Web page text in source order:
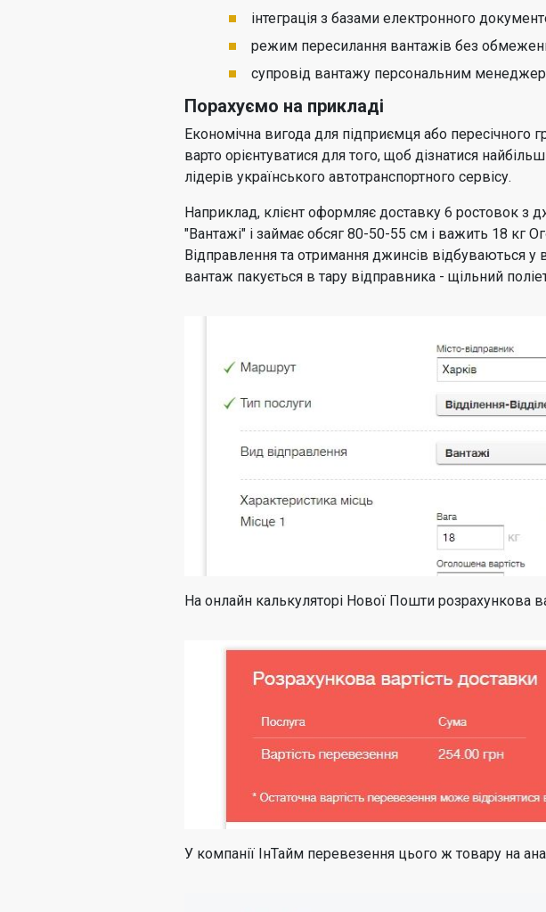
інтеграція з базами електронного
режим пересилання вантажів без
супровід вантажу персональним
Порахуємо на прикладі
Економічна вигода для підприємця або пересічного
варто орієнтуватися для того, щоб дізнатися
лідерів українського автотранспортного сервісу.
Наприклад, клієнт оформляє доставку 6 ростовок з
"Вантажі" і займає обсяг 80-50-55 см і важить 18 кг
Відправлення та отримання джинсів відбуваються у
вантаж пакується в тару відправника - щільний
На онлайн калькуляторі Нової Пошти розрахункова
У компанії ІнТайм перевезення цього ж товару на